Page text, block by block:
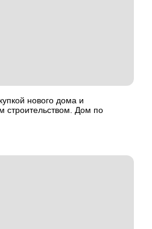
нового дома и
строительством. Дом по